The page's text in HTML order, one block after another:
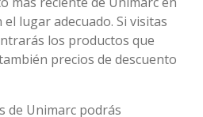
lugar adecuado. Si visitas
los productos que
precios de descuento
de Unimarc podrás